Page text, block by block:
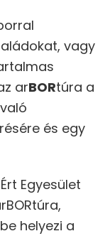
vagy
arBORtúra a
és egy
Egyesület
helyezi a